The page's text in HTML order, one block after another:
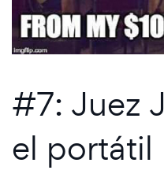
#7: Juez
el portátil